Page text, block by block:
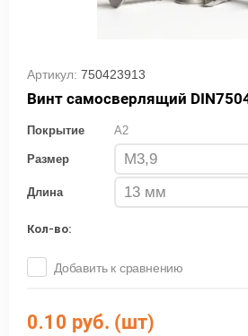
Артикул: 750423913
Винт самосверлящий
Покрытие A2
Размер
Длина
Кол-во:
Добавить к сравнению
0.10 руб. (шт)